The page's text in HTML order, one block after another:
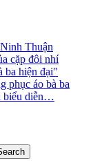
Thuận
cặp đôi nhí
ba hiện đại"
phục áo bà ba
biểu diễn…